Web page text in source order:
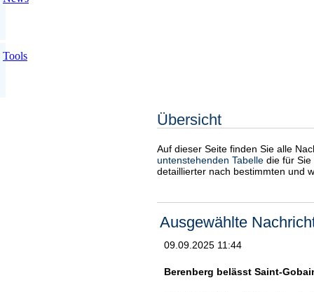
Tools
Übersicht
Auf dieser Seite finden Sie alle
untenstehenden Tabelle die für
detaillierter nach bestimmten und
Ausgewählte
09.09.2025 11:44
Berenberg belässt Saint-